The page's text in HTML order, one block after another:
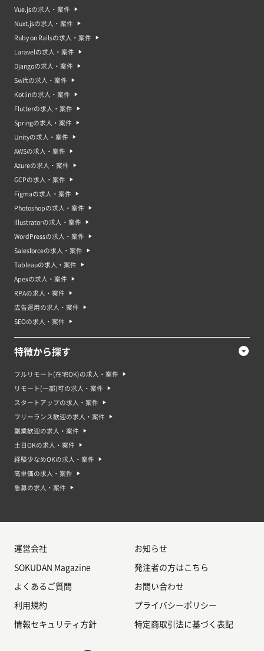
Vue.jsの求人・案件
Nuxt.jsの求人・案件
Ruby on Railsの求人・案件
Laravelの求人・案件
Djangoの求人・案件
Swiftの求人・案件
Kotlinの求人・案件
Flutterの求人・案件
Springの求人・案件
Unityの求人・案件
AWSの求人・案件
Azureの求人・案件
GCPの求人・案件
Figmaの求人・案件
Photoshopの求人・案件
Illustratorの求人・案件
WordPressの求人・案件
Salesforceの求人・案件
Tableauの求人・案件
Apexの求人・案件
RPAの求人・案件
広告運用の求人・案件
SEOの求人・案件
特徴から探す
フルリモート(在宅OK)の求人・案件
リモート(一部)可の求人・案件
スタートアップの求人・案件
フリーランス歓迎の求人・案件
副業歓迎の求人・案件
土日OKの求人・案件
経験少なめOKの求人・案件
高単価の求人・案件
急募の求人・案件
運営会社 お知らせ
SOKUDAN Magazine 発注者の方はこちら
よくあるご質問 お問い合わせ
利用規約 プライバシーポリシー
情報セキュリティ方針 特定商取引法に基づく表記